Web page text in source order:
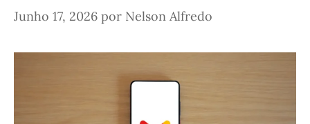
Junho 17, 2026 por Nelson Alfredo